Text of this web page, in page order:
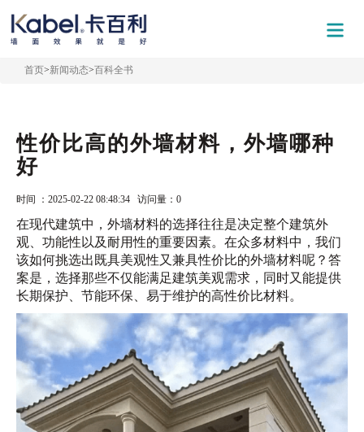
首页>新闻动态>百科全书
性价比高的外墙材料，外墙哪种
好
时间 ：2025-02-22 08:48:34 访问量： 0
在现代建筑中，外墙材料的选择往往是决定整个建筑外
观、功能性以及耐用性的重要因素。在众多材料中，我们
该如何挑选出既具美观性又兼具性价比的外墙材料呢？答
案是，选择那些不仅能满足建筑美观需求，同时又能提供
长期保护、节能环保、易于维护的高性价比材料。